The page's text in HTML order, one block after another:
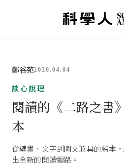
鄭谷苑2020.04.04
談心說理
閱讀的《二路之書
本
從壁畫、文字到圖文兼具的繪本
出全新的閱讀迴路。